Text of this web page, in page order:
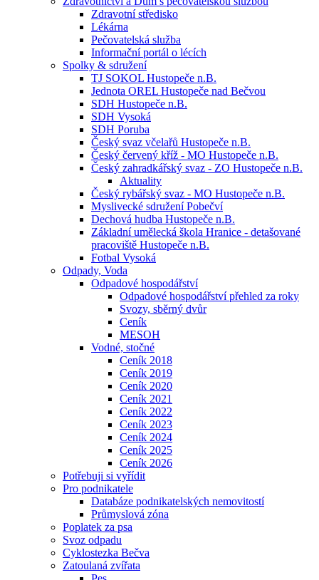
Zdravotní středisko
Lékárna
Pečovatelská služba
Informační portál o lécích
Spolky & sdružení
TJ SOKOL Hustopeče n.B.
Jednota OREL Hustopeče nad Bečvou
SDH Hustopeče n.B.
SDH Vysoká
SDH Poruba
Český svaz včelařů Hustopeče n.B.
Český červený kříž - MO Hustopeče n.B.
Český zahradkářský svaz - ZO Hustopeče n.B.
Aktuality
Český rybářský svaz - MO Hustopeče n.B.
Myslivecké sdružení Pobečví
Dechová hudba Hustopeče n.B.
Základní umělecká škola Hranice - detašované
pracoviště Hustopeče n.B.
Fotbal Vysoká
Odpady, Voda
Odpadové hospodářství
Odpadové hospodářství přehled za roky
Svozy, sběrný dvůr
Ceník
MESOH
Vodné, stočné
Ceník 2018
Ceník 2019
Ceník 2020
Ceník 2021
Ceník 2022
Ceník 2023
Ceník 2024
Ceník 2025
Ceník 2026
Potřebuji si vyřídit
Pro podnikatele
Databáze podnikatelských nemovitostí
Průmyslová zóna
Poplatek za psa
Svoz odpadu
Cyklostezka Bečva
Zatoulaná zvířata